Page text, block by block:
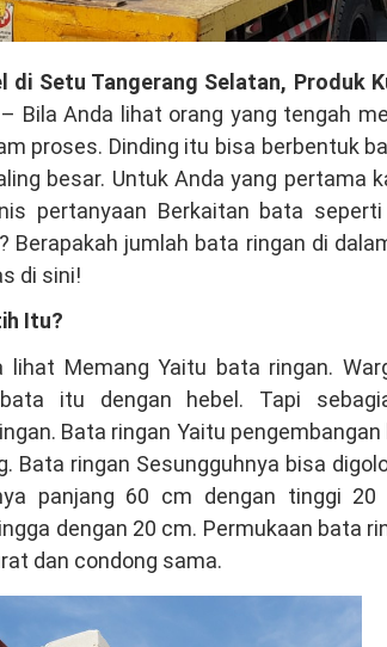
di Setu Tangerang Selatan, Produk
Bila Anda lihat orang yang tengah
proses. Dinding itu bisa berbentuk
besar. Untuk Anda yang pertama
pertanyaan Berkaitan bata
Berapakah jumlah bata ringan di
di sini!
Itu?
lihat Memang Yaitu bata ringan.
itu dengan hebel. Tapi
Bata ringan Yaitu
Bata ringan Sesungguhnya bisa
panjang 60 cm dengan tinggi
dengan 20 cm. Permukaan bata
dan condong sama.